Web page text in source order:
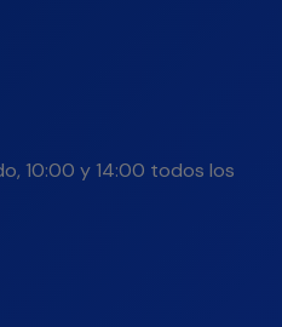
10:00 y 14:00 todos los